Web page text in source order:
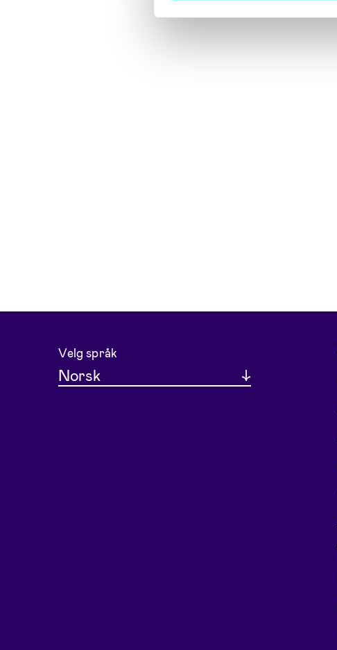
Velg språk
Norsk